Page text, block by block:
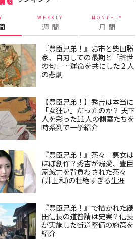
WEEKLY
週 間
MONTHLY
月 間
『豊臣兄弟！』お市と柴田勝
家、自刃しての最期と「辞世
の句」…運命を共にした２人
の悲劇
【豊臣兄弟！】秀吉は本当に
「女狂い」だったのか？ 天下
人を彩った11人の側室たちを
時系列で一挙紹介
『豊臣兄弟！』茶々＝悪女は
ほぼ創作？秀吉が溺愛、豊臣
家滅亡を背負わされた茶々
(井上和)の壮絶すぎる生涯
『豊臣兄弟！』で描かれた織
田信長の道普請は史実？信長
が実施した街道整備の施策を
紹介